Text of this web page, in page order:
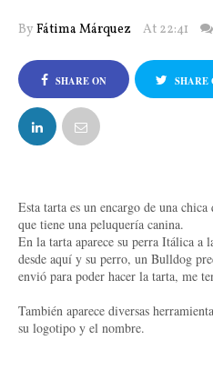
By Fátima Márquez At 22:41
SHARE ON
FACEBOOK
SHARE
Esta tarta es un encargo de una
que tiene una peluquería canina.
En la tarta aparece su perra Itálica a
desde aquí y su perro, un Bulldog
envió para poder hacer la tarta, me
También aparece diversas
su logotipo y el nombre.